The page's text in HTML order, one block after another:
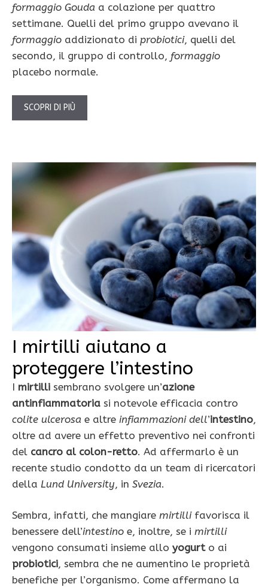
formaggio Gouda a colazione per quattro
settimane. Quelli del primo gruppo avevano il
formaggio addizionato di probiotici, quelli del
secondo, il gruppo di controllo, formaggio
placebo normale.
SCOPRI DI PIÙ
I mirtilli aiutano a
proteggere l’intestino
I mirtilli sembrano svolgere un’azione
antinfiammatoria si notevole efficacia contro
colite ulcerosa e altre infiammazioni dell’intestino,
oltre ad avere un effetto preventivo nei confronti
del cancro al colon-retto. Ad affermarlo è un
recente studio condotto da un team di ricercatori
della Lund University, in Svezia.
Sembra, infatti, che mangiare mirtillifavorisca il
benessere dell’intestino e, inoltre, se i mirtilli
vengono consumati insieme allo yogurto ai
probiotici, sembra che ne aumentino le proprietà
benefiche per l’organismo. Come affermano la